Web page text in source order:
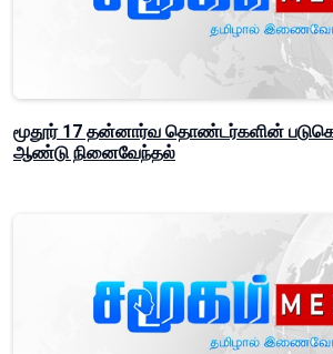
மூதூர் 17 தன்னார்வ தொண்டர்களின்
ஆண்டு நினைவேந்தல்